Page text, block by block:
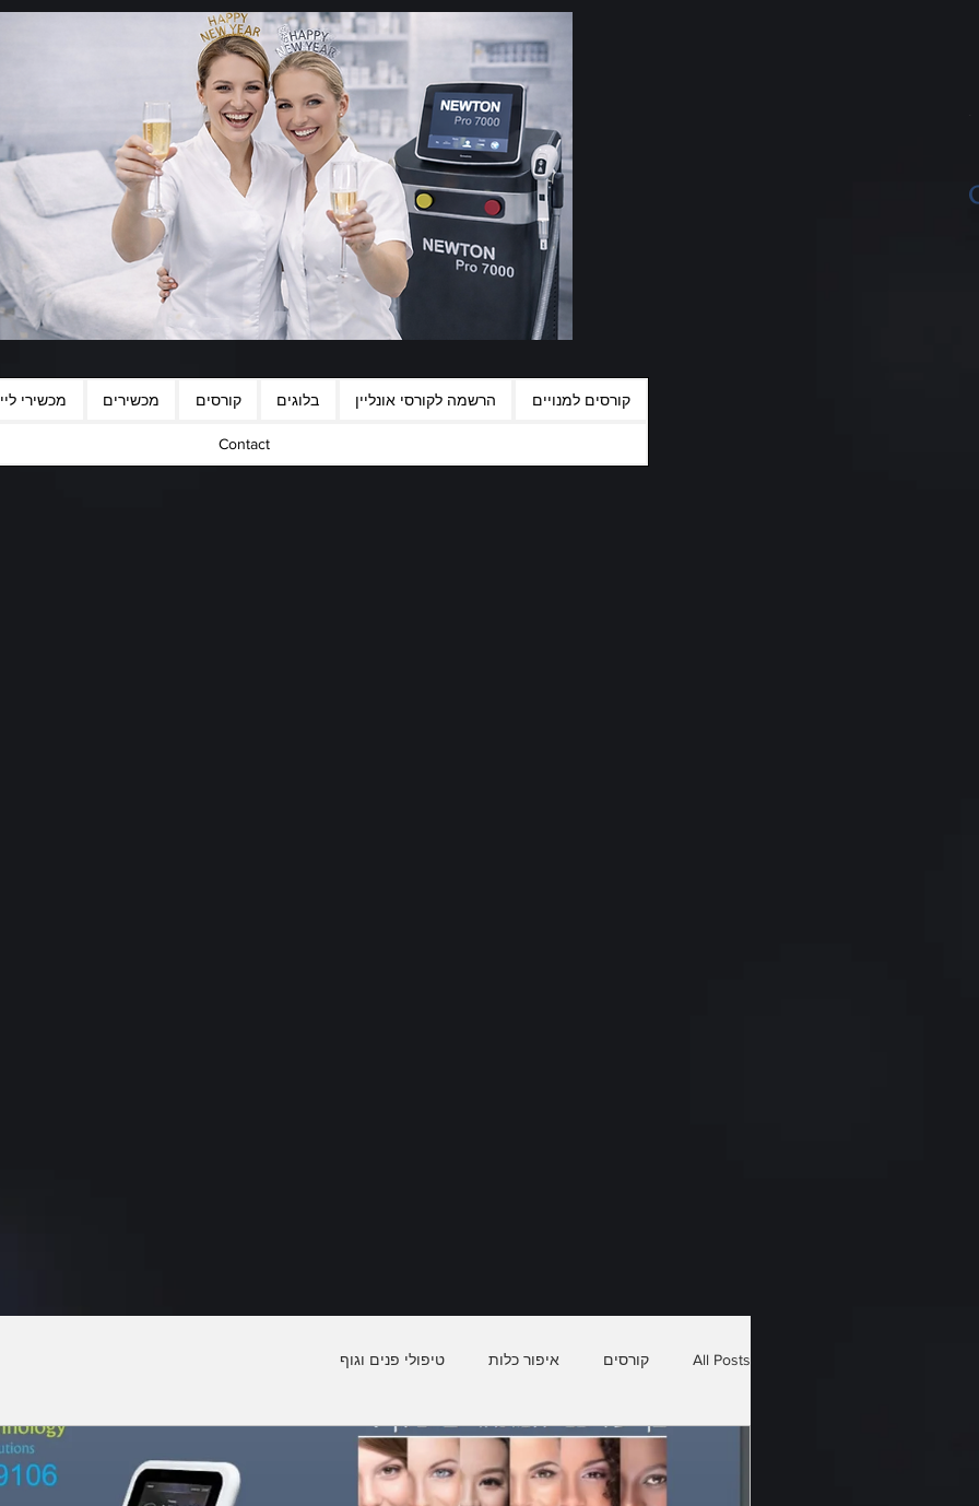
מכשירי מכשירים קורסים בלוגים הרשמה לקורסי אונליין קורסים למנויים
Contact
All Posts קורסים איפור כלות טיפולי פנים וגוף